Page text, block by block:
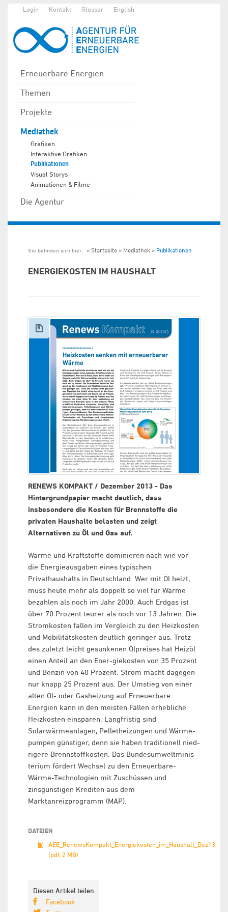
Login Kontakt Glossar English
Erneuerbare Energien
Themen
Projekte
Mediathek
Grafiken
Interaktive Grafiken
Publikationen
Visual Storys
Animationen & Filme
Die Agentur
Sie befinden sich hier: Startseite Mediathek Publikationen
ENERGIEKOSTEN IM HAUSHALT
RENEWS KOMPAKT / Dezember 2013 - Das
Hintergrundpapier macht deutlich, dass
insbesondere die Kosten für Brennstoffe die
privaten Haushalte belasten und zeigt
Alternativen zu Öl und Gas auf.
Wärme und Kraftstoffe dominieren nach wie vor
die Energieausgaben eines typischen
Privathaushalts in Deutschland. Wer mit Öl heizt,
muss heute mehr als doppelt so viel für Wärme
bezahlen als noch im Jahr 2000. Auch Erdgas ist
über 70 Prozent teurer als noch vor 13 Jahren. Die
Stromkosten fallen im Vergleich zu den Heizkosten
und Mobilitätskosten deutlich geringer aus. Trotz
des zuletzt leicht gesunkenen Ölpreises hat Heizöl
einen Anteil an den Ener-giekosten von 35 Prozent
und Benzin von 40 Prozent. Strom macht dagegen
nur knapp 25 Prozent aus. Der Umstieg von einer
alten Öl- oder Gasheizung auf Erneuerbare
Energien kann in den meisten Fällen erhebliche
Heizkosten einsparen. Langfristig sind
Solarwärmeanlagen, Pelletheizungen und Wärme-
pumpen günstiger, denn sie haben traditionell nied-
rigere Brennstoffkosten. Das Bundesumweltminis-
terium fördert Wechsel zu den Erneuerbare-
Wärme-Technologien mit Zuschüssen und
zinsgünstigen Krediten aus dem
Marktanreizprogramm (MAP).
DATEIEN
AEE_RenewsKompakt_Energiekosten_im_Haushalt_Dez13
(pdf, 2 MB)
Diesen Artikel teilen
Facebook